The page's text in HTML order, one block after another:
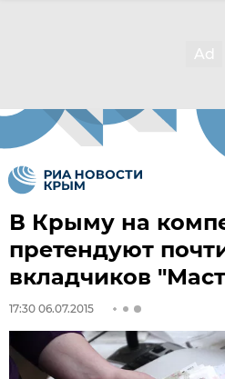
В Крыму на
претендуют
вкладчиков
17:30 06.07.2015